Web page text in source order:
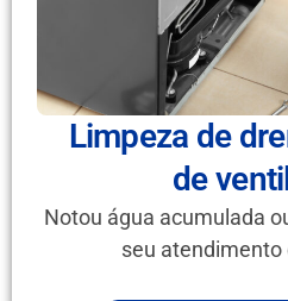
Limpeza de
de
Notou água acumulada
seu atendimento